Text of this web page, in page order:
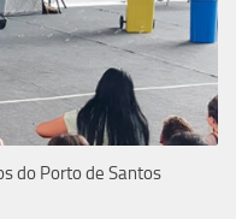
do Porto de Santos